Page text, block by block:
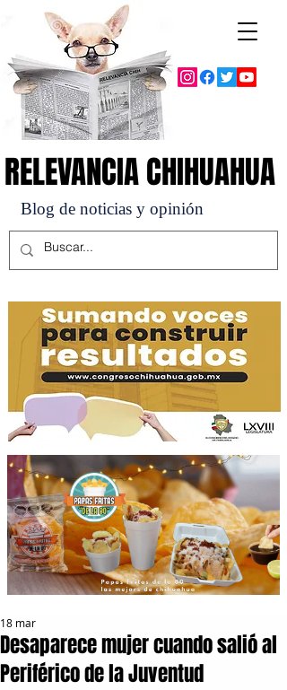
Blog de noticias y opinión
RELEVANCIA CHIHUAHUA
RELEVANCIA CHIHUAHUA
Desaparece mujer cuando salió al
Periférico de la Juventud
18 mar